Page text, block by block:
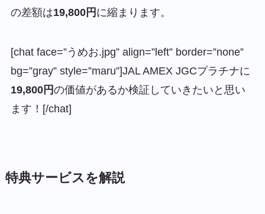
の差額は19,800円 に縮まります。
[chat face=”うめお.jpg” align=”left” border=”none”
bg=”gray” style=”maru”]JAL AMEX JGCプラチナに
19,800円の価値があるか検証していきたいと思い
ます！[/chat]
特典サービスを解説